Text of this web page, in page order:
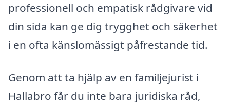
professionell och empatisk rådgivare vid
din sida kan ge dig trygghet och säkerhet
i en ofta känslomässigt påfrestande tid.
Genom att ta hjälp av en familjejurist i
Hallabro får du inte bara juridiska råd,